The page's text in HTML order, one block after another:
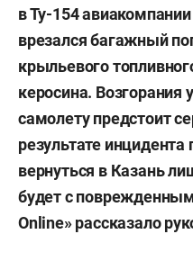
в Ту-154
врезался багажный
крыльевого
керосина. Возгорания
самолету предстоит
результате
вернуться в Казань
будет с
Online» рассказало